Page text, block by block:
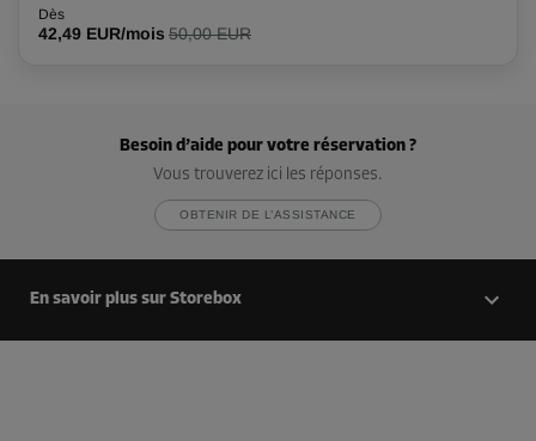
Dès
42,49 EUR/mois 50,00 EUR
Besoin d’aide pour votre réservation ?
Vous trouverez ici les réponses.
OBTENIR DE L’ASSISTANCE
En savoir plus sur Storebox